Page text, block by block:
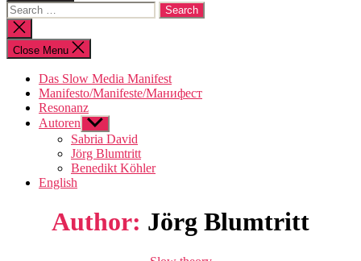
Search
for:
Close
search
Close Menu
Das Slow Media Manifest
Manifesto/Manifeste/Манифест
Resonanz
Autoren Show
sub
menu
Sabria David
Jörg Blumtritt
Benedikt Köhler
English
Author: Jörg Blumtritt